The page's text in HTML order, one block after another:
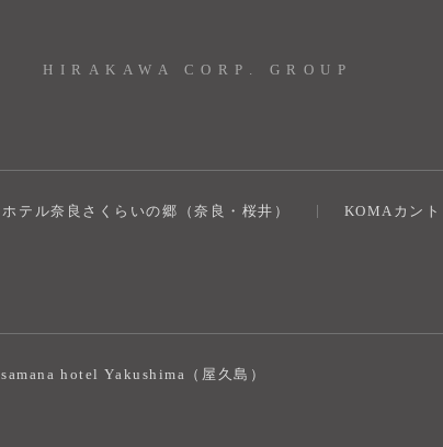
HIRAKAWA CORP. GROUP
ホテル奈良さくらいの郷（奈良・桜井）
KOMAカン
samana hotel Yakushima（屋久島）